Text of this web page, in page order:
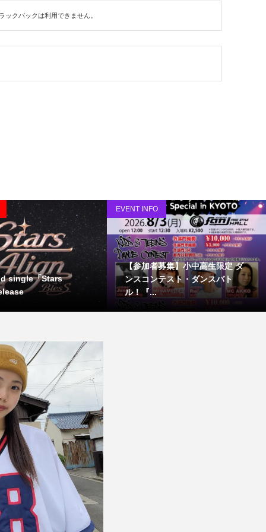
ックバックは利用できません。
single「Stars
EVENT INFO
【参加者募集】小中高生限定 ダ
ンスコンテスト・ダンスバト
ル！『...